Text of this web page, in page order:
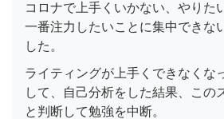
コロナで上手くいかない、やりた
一番注力したいことに集中できな
した。
ライティングが上手くできなくな
して、自己分析をした結果、この
と判断して勉強を中断。